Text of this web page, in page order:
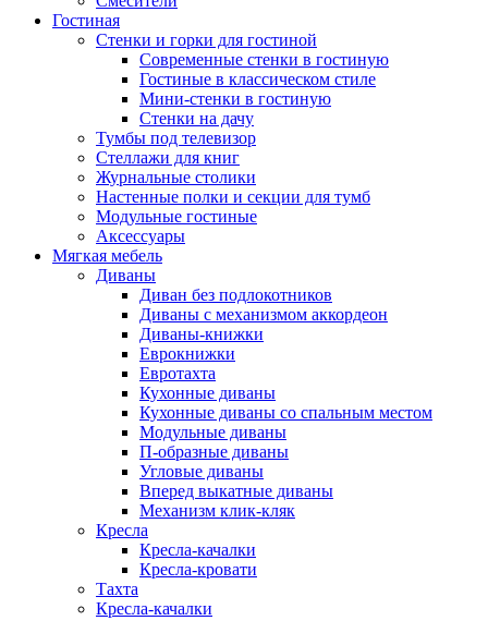
Гостиная
Стенки и горки для гостиной
Современные стенки в гостиную
Гостиные в классическом стиле
Мини-стенки в гостиную
Стенки на дачу
Тумбы под телевизор
Стеллажи для книг
Журнальные столики
Настенные полки и секции для тумб
Модульные гостиные
Аксессуары
Мягкая мебель
Диваны
Диван без подлокотников
Диваны с механизмом аккордеон
Диваны-книжки
Еврокнижки
Евротахта
Кухонные диваны
Кухонные диваны со спальным местом
Модульные диваны
П-образные диваны
Угловые диваны
Вперед выкатные диваны
Механизм клик-кляк
Кресла
Кресла-качалки
Кресла-кровати
Тахта
Кресла-качалки